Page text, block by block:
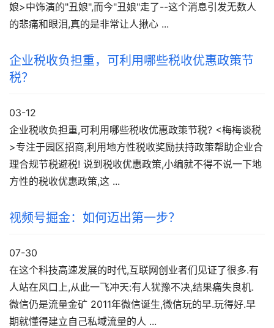
娘>中饰演的"丑娘",而今"丑娘"走了--这个消息引发无数人
的悲痛和眼泪,真的是非常让人揪心 ...
企业税收负担重，可利用哪些税收优惠政策节
税？
03-12
企业税收负担重,可利用哪些税收优惠政策节税? <梅梅谈税
>专注于园区招商,利用地方性税收奖励扶持政策帮助企业合
理合规节税避税! 说到税收优惠政策,小编就不得不说一下地
方性的税收优惠政策,这 ...
视频号掘金：如何迈出第一步？
07-30
在这个科技高速发展的时代,互联网创业者们见证了很多.有
人站在风口上,从此一飞冲天:有人犹豫不决,结果痛失良机.
微信仍是流量金矿 2011年微信诞生,微信玩的早.玩得好.早
期就懂得建立自己私域流量的人 ...